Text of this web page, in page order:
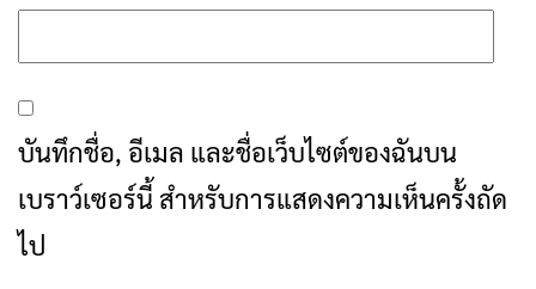
บันทึกชื่อ, อีเมล และชื่อเว็บไซต์ของฉันบน
เบราว์เซอร์นี้ สำหรับการแสดงความเห็นครั้งถัด
ไป